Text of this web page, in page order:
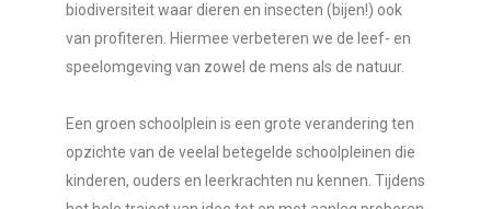
biodiversiteit waar dieren en insecten (bijen!) ook
van profiteren. Hiermee verbeteren we de leef- en
speelomgeving van zowel de mens als de natuur.
Een groen schoolplein is een grote verandering ten
opzichte van de veelal betegelde schoolpleinen die
kinderen, ouders en leerkrachten nu kennen. Tijdens